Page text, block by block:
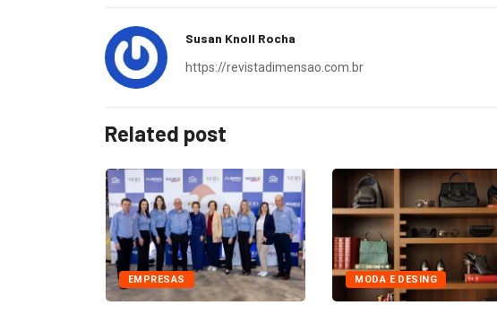
Susan Knoll Rocha
https://revistadimensao.com.br
Related post
EMPRESAS MODA E DESING